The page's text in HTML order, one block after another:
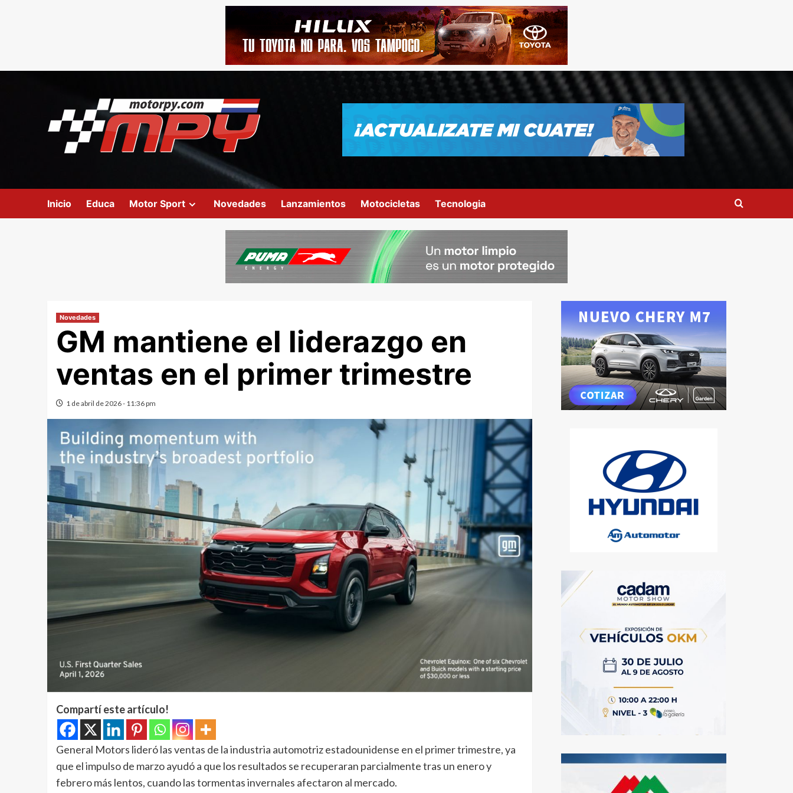
Inicio Educa Motor Sport Novedades Lanzamientos Motocicletas Tecnologia
Novedades
GM mantiene el liderazgo en
ventas en el primer trimestre
1 de abril de 2026 - 11:36 pm
Compartí este artículo!
General Motors lideró las ventas de la industria automotriz estadounidense en el primer trimestre, ya
que el impulso de marzo ayudó a que los resultados se recuperaran parcialmente tras un enero y
febrero más lentos, cuando las tormentas invernales afectaron al mercado.